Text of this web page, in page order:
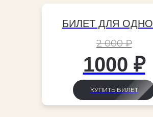
БИЛЕТ ДЛЯ
2 000 ₽
1000 ₽
КУПИТЬ БИЛЕТ